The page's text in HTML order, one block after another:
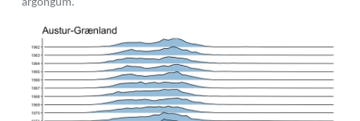
árgöngum.